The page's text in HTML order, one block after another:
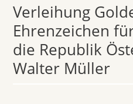
Verleihung
Ehrenzeichen
die Republik
Walter Müller